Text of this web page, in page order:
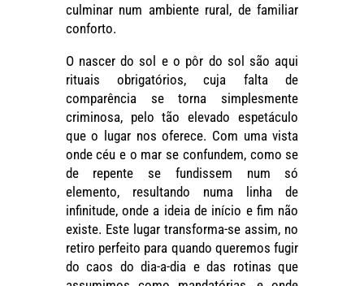
culminar num ambiente rural, de familiar
conforto.
O nascer do sol e o pôr do sol são aqui
rituais obrigatórios, cuja falta de
comparência se torna simplesmente
criminosa, pelo tão elevado espetáculo
que o lugar nos oferece. Com uma vista
onde céu e o mar se confundem, como se
de repente se fundissem num só
elemento, resultando numa linha de
infinitude, onde a ideia de início e fim não
existe. Este lugar transforma-se assim, no
retiro perfeito para quando queremos fugir
do caos do dia-a-dia e das rotinas que